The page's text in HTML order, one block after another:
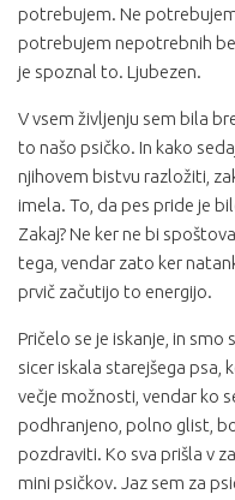
potrebujem. Ne
potrebujem nepotrebnih
je spoznal to. Ljubezen.
V vsem življenju sem bila
to našo psičko. In kako
njihovem bistvu razložiti,
imela. To, da pes pride je
Zakaj? Ne ker ne bi
tega, vendar zato ker
prvič začutijo to energijo.
Pričelo se je iskanje, in smo
sicer iskala starejšega psa,
večje možnosti, vendar ko
podhranjeno, polno glist,
pozdraviti. Ko sva prišla v
mini psičkov. Jaz sem za